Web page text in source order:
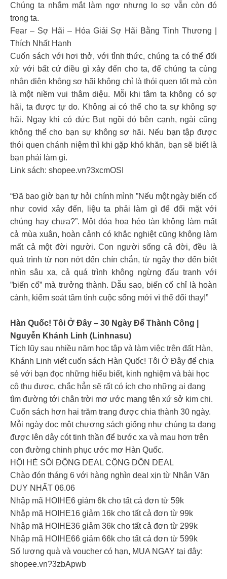
Chúng ta nhắm mắt làm ngơ nhưng lo sợ vẫn còn đó
trong ta.
Fear – Sợ Hãi – Hóa Giải Sợ Hãi Bằng Tình Thương |
Thích Nhất Hạnh
Cuốn sách với hơi thở, với tỉnh thức, chúng ta có thể đối
xử với bất cứ điều gì xảy đến cho ta, để chúng ta cùng
nhận diện không sợ hãi không chỉ là thói quen tốt mà còn
là một niềm vui thâm diệu. Mỗi khi tâm ta không có sợ
hãi, ta được tự do. Không ai có thể cho ta sự không sợ
hãi. Ngay khi có đức Bụt ngồi đó bên cạnh, ngài cũng
không thể cho bạn sự không sợ hãi. Nếu bạn tập được
thói quen chánh niệm thì khi gặp khó khăn, bạn sẽ biết là
bạn phải làm gì.
Link sách: shopee.vn?3xcmOSI
“Đã bao giờ bạn tự hỏi chính mình ”Nếu một ngày biến cố
như covid xảy đến, liệu ta phải làm gì để đối mặt với
chúng hay chưa?”. Một đóa hoa héo tàn không làm mất
cả mùa xuân, hoàn cảnh có khắc nghiệt cũng không làm
mất cả một đời người. Con người sống cả đời, đều là
quá trình từ non nớt đến chín chắn, từ ngây thơ đến biết
nhìn sâu xa, cả quá trình không ngừng đấu tranh với
”biến cố” mà trưởng thành. Dẫu sao, biến cố chỉ là hoàn
cảnh, kiểm soát tâm tình cuộc sống mới vì thế đổi thay!”
Hàn Quốc! Tôi Ở Đây – 30 Ngày Để Thành Công |
Nguyễn Khánh Linh (Linhnasu)
Tích lũy sau nhiều năm học tập và làm việc trên đất Hàn,
Khánh Linh viết cuốn sách Hàn Quốc! Tôi Ở Đây để chia
sẻ với bạn đọc những hiểu biết, kinh nghiệm và bài học
cô thu được, chắc hẳn sẽ rất có ích cho những ai đang
tìm đường tới chân trời mơ ước mang tên xứ sở kim chi.
Cuốn sách hơn hai trăm trang được chia thành 30 ngày.
Mỗi ngày đọc một chương sách giống như chúng ta đang
được lên dây cót tinh thần để bước xa và mau hơn trên
con đường chinh phục ước mơ Hàn Quốc.
HỘI HÈ SÔI ĐỘNG DEAL CỘNG DỒN DEAL
Chào đón tháng 6 với hàng nghìn deal xịn từ Nhân Văn
DUY NHẤT 06.06
Nhập mã HOIHE6 giảm 6k cho tất cả đơn từ 59k
Nhập mã HOIHE16 giảm 16k cho tất cả đơn từ 99k
Nhập mã HOIHE36 giảm 36k cho tất cả đơn từ 299k
Nhập mã HOIHE66 giảm 66k cho tất cả đơn từ 599k
Số lượng quà và voucher có hạn, MUA NGAY tại đây:
shopee.vn?3zbApwb